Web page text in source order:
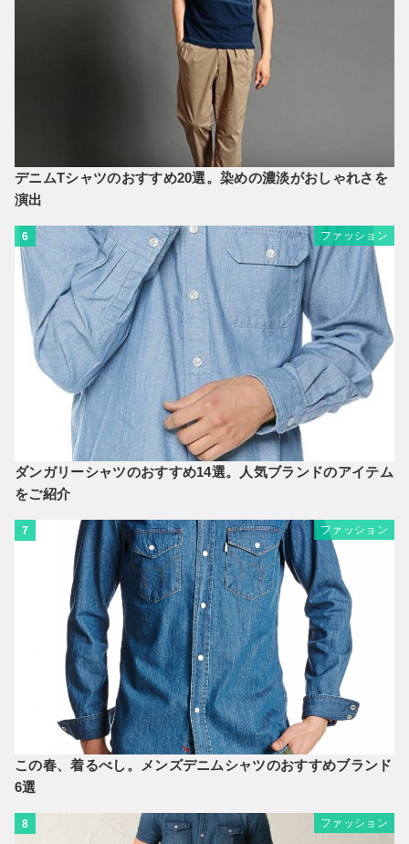
デニムTシャツのおすすめ20選。染めの濃淡がおしゃれさを
演出
6 ファッション
ダンガリーシャツのおすすめ14選。人気ブランドのアイテム
をご紹介
7 ファッション
この春、着るべし。メンズデニムシャツのおすすめブランド
6選
8 ファッション